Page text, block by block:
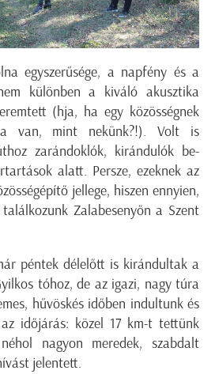
egyszerűsége, a napfény és a
különben a kiváló akusztika
(hja, ha egy közösségnek
van, mint nekünk?!). Volt is
zarándoklók, kirándulók be-
alatt. Persze, ezeknek az
jellege, hiszen ennyien,
Zalabesenyőn a Szent
péntek délelőtt is kirándultak a
tóhoz, de az igazi, nagy túra
hűvöskés időben indultunk és
időjárás: közel 17 km-t tettünk
nagyon meredek, szabdalt
jelentett.